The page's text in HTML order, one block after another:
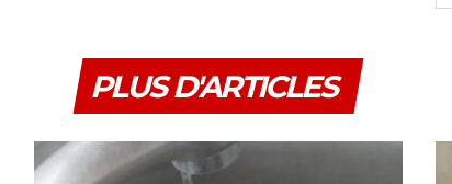
PLUS D'ARTICLES